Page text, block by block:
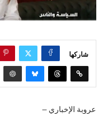
شاركها
عروبة الإخباري –